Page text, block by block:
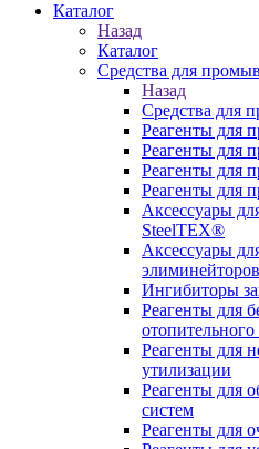
Каталог
Назад
Каталог
Средства для
Назад
Средства для
Реагенты для
Реагенты для
Реагенты для
Реагенты для
Аксессуары
SteelTEX®
Аксессуары
Ингибиторы
Реагенты для
Реагенты для
утилизации
Реагенты для
систем
Реагенты для